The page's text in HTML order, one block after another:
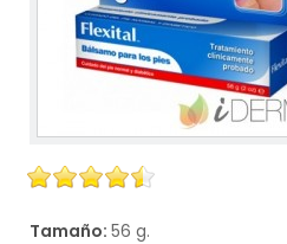
Tamaño: 56 g.